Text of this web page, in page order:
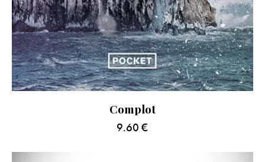
Complot
9.60 €